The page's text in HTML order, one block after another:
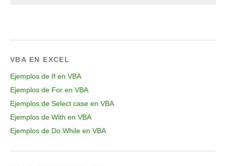
VBA EN EXCEL
Ejemplos de If en VBA
Ejemplos de For en VBA
Ejemplos de Select case en VBA
Ejemplos de With en VBA
Ejemplos de Do While en VBA